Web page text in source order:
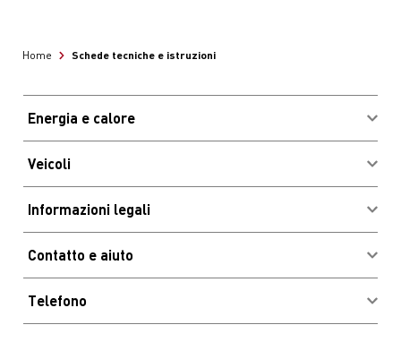
Home Schede tecniche e istruzioni
Energia e calore
Acquistare combustibili
Vantaggi e risparmio
Veicoli
Login clienti Migrolcard
Ubicazioni e orari d'apertura
Vantaggi e risparmio
Informazioni legali
Impressum
CGC
Contatto e aiuto
Newsletter
Domande frequenti
Telefono
Olio combustibile, diesel e revisione della cisterna